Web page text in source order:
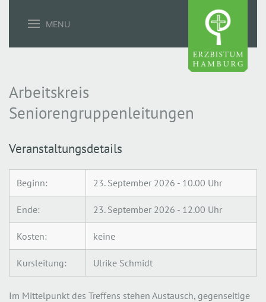
MENU
Arbeitskreis
Seniorengruppenleitungen
Veranstaltungsdetails
Beginn: 23. September 2026 - 10.00 Uhr
Ende: 23. September 2026 - 12.00 Uhr
Kosten: keine
Kursleitung: Ulrike Schmidt
Im Mittelpunkt des Treffens stehen Austausch, gegenseitige